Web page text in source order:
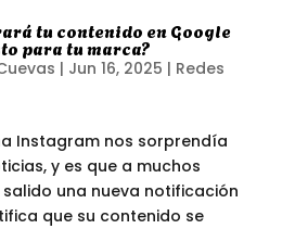
tu contenido en Google
para tu marca?
| Jun 16, 2025 | Redes
Instagram nos sorprendía
y es que a muchos
una nueva notificación
que su contenido se